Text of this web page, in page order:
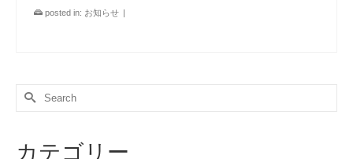
posted in: お知らせ |
Search
カテゴリー